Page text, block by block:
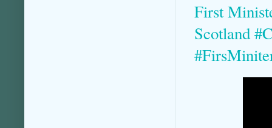
First
Scotland